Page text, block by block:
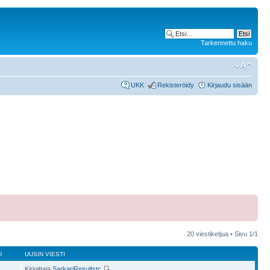
Tarkennettu haku
UKK Rekisteröidy Kirjaudu sisään
20 viestiketjua • Sivu 1/1
UUSIN VIESTI
KirjoittajaSarkariResultstc